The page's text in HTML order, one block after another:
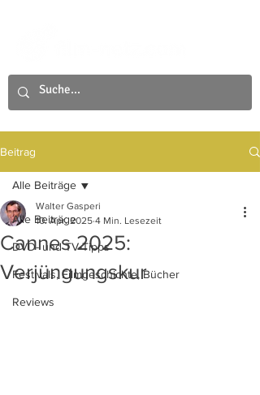
Beitrag
Alle Beiträge
DVD- und TV-Tipps
Festivals, Filmgeschichte, Bücher
Reviews
Alle Beiträge
Cannes 2025:
Verjüngungskur
Walter Gasperi
10. Apr. 2025 4 Min. Lesezeit